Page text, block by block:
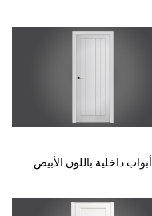
أبواب داخلية باللون الأبيض